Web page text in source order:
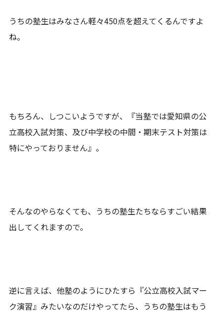
うちの塾生はみなさん軽々450点を超えてくるんですよ
ね。
もちろん、しつこいようですが、『当塾では愛知県の公
立高校入試対策、及び中学校の中間・期末テスト対策は
特にやっておりません』。
そんなのやらなくても、うちの塾生たちならすごい結果
出してくれますので。
逆に言えば、他塾のようにひたすら『公立高校入試マー
ク演習』みたいなのだけやってたら、うちの塾生はもう